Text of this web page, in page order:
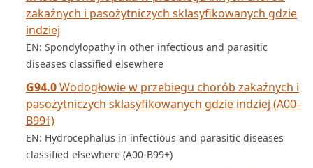
zakaźnych i pasożytniczych sklasyfikowanych gdzie
indziej
EN: Spondylopathy in other infectious and parasitic
diseases classified elsewhere
G94.0Wodogłowie w przebiegu chorób zakaźnych i
pasożytniczych sklasyfikowanych gdzie indziej (A00–
B99†)
EN: Hydrocephalus in infectious and parasitic diseases
classified elsewhere (A00-B99+)